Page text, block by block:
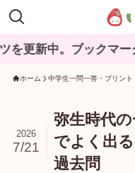
ブックマークもしく
ホーム 中学生一問一答・プリント
弥生時代
でよく出
過去問
2026
7/21